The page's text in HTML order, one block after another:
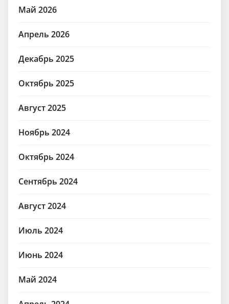
Май 2026
Апрель 2026
Декабрь 2025
Октябрь 2025
Август 2025
Ноябрь 2024
Октябрь 2024
Сентябрь 2024
Август 2024
Июль 2024
Июнь 2024
Май 2024